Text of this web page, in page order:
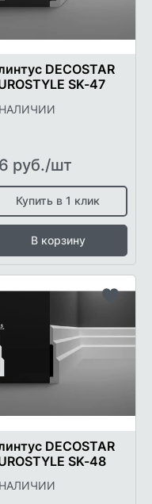
DECOSTAR
SK-47
руб./шт
Купить в 1 клик
В корзину
список
DECOSTAR
SK-48